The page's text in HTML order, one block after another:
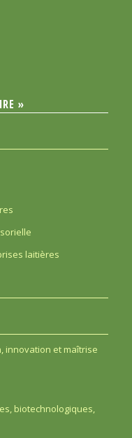
»
laitières
innovation et maîtrise
biotechnologiques,